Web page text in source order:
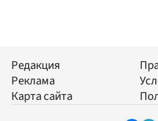
Редакция
Реклама
Карта сайта